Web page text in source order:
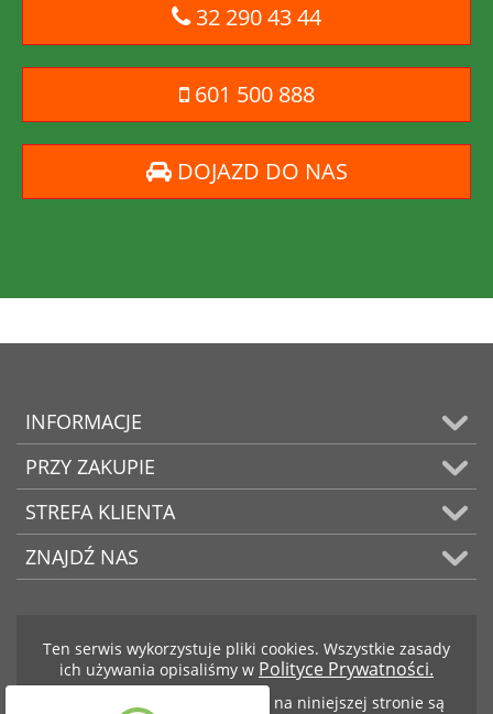
32 290 43 44
601 500 888
DOJAZD DO NAS
INFORMACJE
PRZY ZAKUPIE
STREFA KLIENTA
ZNAJDŹ NAS
Ten serwis wykorzystuje pliki cookies. Wszystkie zasady
ich używania opisaliśmy w Polityce Prywatności.
Teksty i zdjęcia znajdujące się na niniejszej stronie są